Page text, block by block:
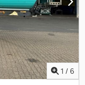
1 / 6